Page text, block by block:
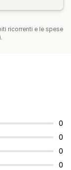
ricorrenti e le spese
0
0
0
0